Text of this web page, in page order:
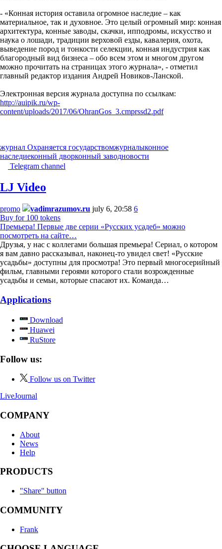
- «Конная история оставила огромное наследие – как
материальное, так и духовное. Это целый огромный мир: конная
архитектура, конные заводы, скачки, ипподромы, искусство и
наука о лошади, традиции верховой езды, кавалерия, охота,
выведение пород и тонкости селекции, конная индустрия как
благородный вид бизнеса – обо всем этом и многом другом
можно прочитать на страницах этого журнала», - отметил
главный редактор издания Андрей Новиков-Ланской.
Электронная версия журнала доступна по ссылкам:
http://auipik.ru/wp-
content/uploads/2017/06/OhranGos_3.cmprssd2.pdf
журнал Охраняется государствомжурналыконное
наследиеконный дворконный заводновости
Telegram channel
LJ Video
promo vadimrazumov.ru july 6, 20:58 6
Buy for 100 tokens
Премьера! Первые две серии «Русских усадеб» можно
посмотреть на сайте…
Друзья, у нас с коллегами большая премьера! Сериал, о котором
я вам давно рассказывал, наконец-то увидел свет! «Русские
усадьбы» доступны для просмотра! Это первый многосерийный
фильм, главными героями которого стали возрожденные
усадьбы и семьи, которые спасают их. Команда…
Applications
Download
Huawei
RuStore
Follow us:
Follow us on Twitter
LiveJournal
COMPANY
About
News
Help
PRODUCTS
"Share" button
COMMUNITY
Frank